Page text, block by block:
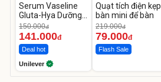
Serum Vaseline
Gluta-Hya Dưỡng
Da Sáng Mịn Sau 7
Ngày
150.000đ
141.000đ
Deal hot
Unilever
Quạt tích điện kẹp
bàn mini để bàn
219.000đ
79.000đ
Flash Sale